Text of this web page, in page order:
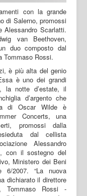
con la grande
di Salerno, promossi
Alessandro Scarlatti.
van Beethoven,
duo composto dal
Tommaso Rossi.
un secondo Adagio basato su un’idea tematica, ampia, cantabile ed espressiva, interrotta da un breve Scherzo in tempo più veloce. Segue un Allegretto alla Polacca, che termina con un tocco ironico e originale. L’ultima sezione, chiude con la ripresa della marcia iniziale e propone un Tema e sei Variazioni. Il 10 luglio Salerno Classica presenta un “Omaggio al cinema” con l’ Orchestra da Camera Fiorentina diretta da Giuseppe Lanzetta, che ospita quali solisti il pianista Fernando Diaz e la tromba di Marcello Nesi, per una cavalcata attraverso le partiture Nicola Piovani, Ennio Morricone e Nino Rota. In apertura troveranno spazio i temi di "Indagine su un cittadino al di sopra di ogni sospetto", "C'era una volta in America", "Nuovo Cinema Paradiso", "Gabriel's Oboe" e "La leggende del pianista sull'oceano", in un itinerario che unisce intensità lirica e forza narrativa. Il percorso prosegue con "Il Postino" di Luis Bacalov, pagine di straordinaria immediatezza emotiva, per arrivare ai ballabili da "Il Gattopardo" e "Il Padrino" di Nino Rota, fino all'omaggio a Federico Fellini con musiche da "Lo sceicco bianco", "Amarcord", "La strada" e 8 e 1/2. Il cerchio si chiude tornando alla scrittura di Morricone, con una "Western Suite” . Il 12 luglio l’Associazione Scarlatti presenta il violoncellista Danilo Squitieri in duo con il pianista Enzo Oliva, protagonisti di un programma incentrato su Beethoven con la Sonata per violoncello e pianoforte n. 2 in sol minore op. 5 n. 2, datata 1796. Insieme alla sua gemella (l'op. 5 n. 1 in fa maggiore), segna storicamente la nascita della sonata moderna per violoncello e pianoforte, infatti, fino ad allora, il violoncello era relegato quasi esclusivamente al ruolo di accompagnamento o basso continuo. Con queste composizioni, Beethoven eleva lo strumento a un dialogo paritario e virtuosistico con la tastiera. Si passerà, quindi, alla Sonata in re maggiore op. 38, uno dei massimi capolavori cameristici di Francesco Cilea, composta nel 1888. Sebbene Cilea sia universalmente noto come operista per capolavori del verismo come Adriana Lecouvreur e L'Arlesiana, questa sonata mette in luce uno stile strumentale raffinato, elegante e denso di lirismo accattivante. Finale con la Sonata in re minore op. 40 di Dmitri Shostakovich, uno dei capisaldi della musica da camera del Novecento, composta nel 1934. L'opera rappresenta un momento di transizione fondamentale nello stile del compositore, bilanciato tra il rigore formale classico e un'intensa espressione lirica e drammatica. Il 17 luglio prenderà il via la programmazione curata da Salerno con la produzione “El amor brujo”, il balletto-pantomima scritto da Manuel de Falla e proposto nella versione iniziale del 1915. Questo capolavoro musicale rappresenta una delle opere più celebri di de Falla e si distingue per la sua fusione di elementi della musica classica e della tradizione flamenca andalusa. I gitani Rosa Celenta e Paolo Puglia, con la voce di Alina Di Polito, troveranno la loro perfetta simbiosi con l’ ensemble Salerno Classica diretta da Francesco D’Arcangelo. All’ Amor Brujo verrà accoppiato Appalachian Spring, di Aaron Copland, che più di ogni altro suo lavoro, si identifica con il carattere ottimistico americano. Nasce nel 1944 come “Ballet for Martha” e viene presentato alla Library of Congress di New York dalla compagnia della famosa danzatrice e coreografa Martha Graham e nel 1945 riceve